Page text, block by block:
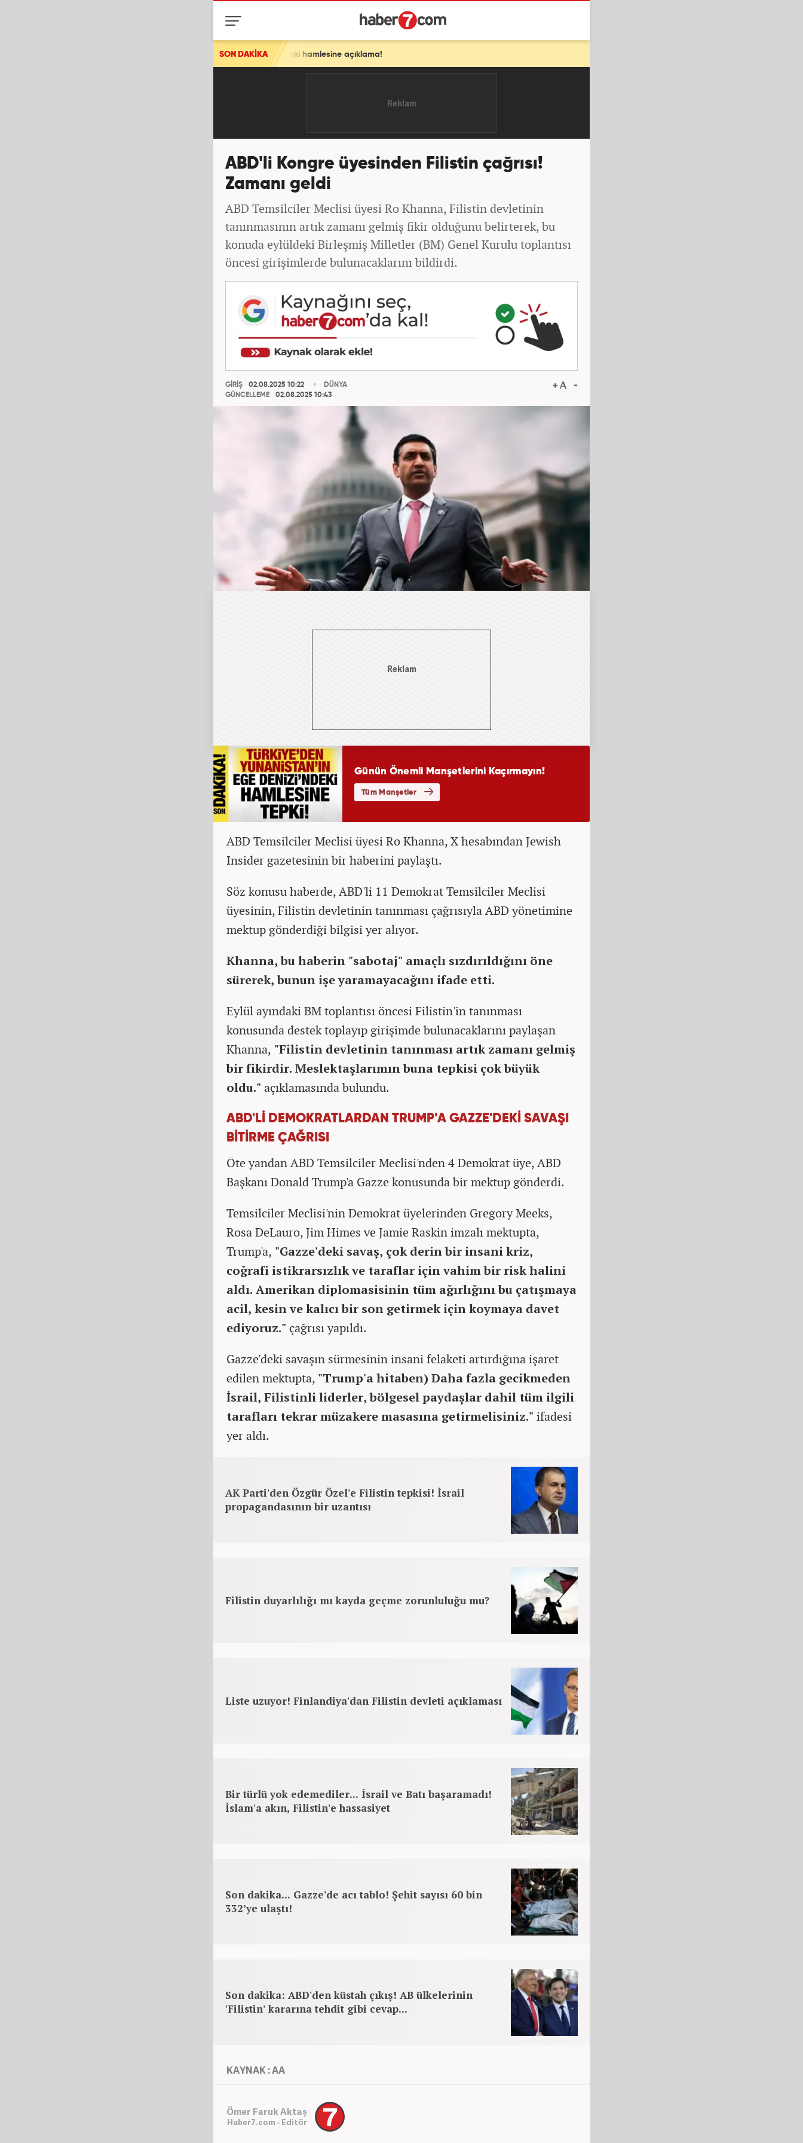
SON DAKİKA
Dışişleri'nden Yunanistan'ın Ege Denizi'ndeki hamlesine açıklama!
ABD'li Kongre üyesinden Filistin çağrısı!
Zamanı geldi
ABD Temsilciler Meclisi üyesi Ro Khanna, Filistin devletinin
tanınmasının artık zamanı gelmiş fikir olduğunu belirterek, bu
konuda eylüldeki Birleşmiş Milletler (BM) Genel Kurulu toplantısı
öncesi girişimlerde bulunacaklarını bildirdi.
GİRİŞ
02.08.2025 10:22
GÜNCELLEME
02.08.2025 10:43
DÜNYA
ABD Temsilciler Meclisi üyesi Ro Khanna, X hesabından Jewish
Insider gazetesinin bir haberini paylaştı.
Söz konusu haberde, ABD'li 11 Demokrat Temsilciler Meclisi
üyesinin, Filistin devletinin tanınması çağrısıyla ABD yönetimine
mektup gönderdiği bilgisi yer alıyor.
Khanna, bu haberin "sabotaj" amaçlı sızdırıldığını öne
sürerek, bunun işe yaramayacağını ifade etti.
Eylül ayındaki BM toplantısı öncesi Filistin'in tanınması
konusunda destek toplayıp girişimde bulunacaklarını paylaşan
Khanna, "Filistin devletinin tanınması artık zamanı gelmiş
bir fikirdir. Meslektaşlarımın buna tepkisi çok büyük
oldu." açıklamasında bulundu.
ABD'Lİ DEMOKRATLARDAN TRUMP'A GAZZE'DEKİ SAVAŞI
BİTİRME ÇAĞRISI
Öte yandan ABD Temsilciler Meclisi'nden 4 Demokrat üye, ABD
Başkanı Donald Trump'a Gazze konusunda bir mektup gönderdi.
Temsilciler Meclisi'nin Demokrat üyelerinden Gregory Meeks,
Rosa DeLauro, Jim Himes ve Jamie Raskin imzalı mektupta,
Trump'a, "Gazze'deki savaş, çok derin bir insani kriz,
coğrafi istikrarsızlık ve taraflar için vahim bir risk halini
aldı. Amerikan diplomasisinin tüm ağırlığını bu çatışmaya
acil, kesin ve kalıcı bir son getirmek için koymaya davet
ediyoruz." çağrısı yapıldı.
Gazze'deki savaşın sürmesinin insani felaketi artırdığına işaret
edilen mektupta, "Trump'a hitaben) Daha fazla gecikmeden
İsrail, Filistinli liderler, bölgesel paydaşlar dahil tüm ilgili
tarafları tekrar müzakere masasına getirmelisiniz." ifadesi
yer aldı.
AK Parti'den Özgür Özel'e Filistin tepkisi! İsrail
propagandasının bir uzantısı
Filistin duyarlılığı mı kayda geçme zorunluluğu mu?
Liste uzuyor! Finlandiya'dan Filistin devleti açıklaması
Bir türlü yok edemediler... İsrail ve Batı başaramadı!
İslam'a akın, Filistin'e hassasiyet
Son dakika... Gazze'de acı tablo! Şehit sayısı 60 bin
332’ye ulaştı!
Son dakika: ABD'den küstah çıkış! AB ülkelerinin
'Filistin' kararına tehdit gibi cevap...
KAYNAK : AA
Ömer Faruk Aktaş
Haber7.com - Editör